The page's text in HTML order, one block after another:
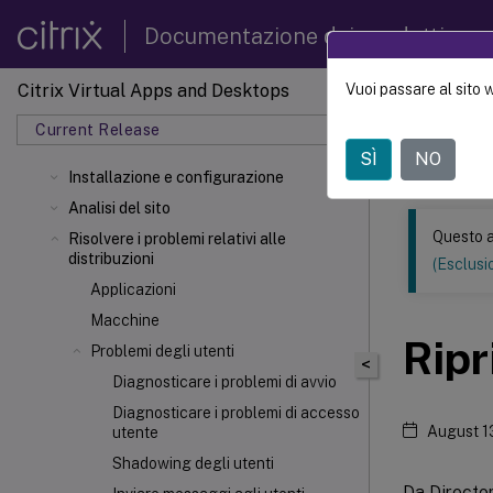
Documentazione dei prodotti
Citrix Virtual Apps and Desktops
Current Release
Installazione e configurazione
Analisi del sito
Risolvere i problemi relativi alle
distribuzioni
Applicazioni
Macchine
Problemi degli utenti
Diagnosticare i problemi di avvio
Diagnosticare i problemi di accesso
utente
Shadowing degli utenti
Questo
<
Questo
August
Vuoi passare al sito
SÌ NO